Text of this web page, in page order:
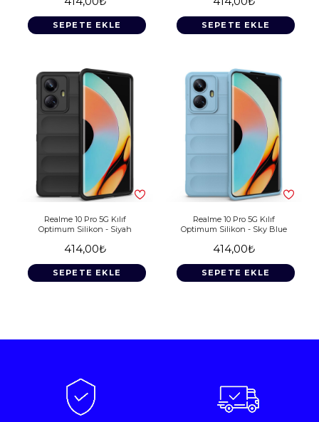
SEPETE EKLE SEPETE EKLE
Realme 10 Pro 5G Kılıf
Optimum Silikon - Siyah
414,00₺
SEPETE EKLE
Realme 10 Pro 5G Kılıf
Optimum Silikon - Sky Blue
414,00₺
SEPETE EKLE